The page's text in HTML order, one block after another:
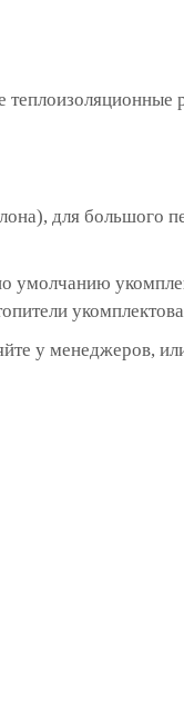
для большого
умолчанию
у менеджеров,